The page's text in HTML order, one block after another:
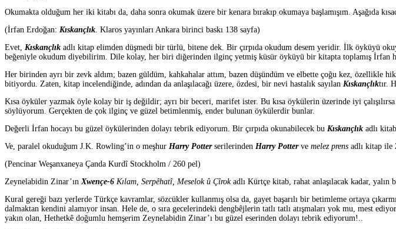
Okumakta olduğum her iki kitabı da, daha sonra okumak üzere bir kenara bırakıp okumaya başlamışım. Aşağıda
(İrfan Erdoğan: Kıskançlık. Klaros yayınları Ankara birinci baskı 138 sayfa)
Evet, Kıskançlık adlı kitap elimden düşmedi bir türlü, bitene dek. Bir çırpıda okudum desem yeridir. İlk öyküyü
beğeniyle okudum diyebilirim. Dile kolay, her biri diğerinden ilginç yetmiş küsür öyküyü bir kitapta toplamış İrfan
Her birinden ayrı bir zevk aldım; bazen güldüm, kahkahalar attım, bazen düşündüm ve elbette çoğu kez,
bitiyordu. Zaten, kitap incelendiğinde, adından da anlaşılacağı üzere, özdesi, bir nevi hastalık sayılan Kıskançlıktır.
Kısa öyküler yazmak öyle kolay bir iş değildir; ayrı bir beceri, marifet ister. Bu kısa öykülerin üzerinde iyi
söylüyorum. Gerçekten de çok ilginç ve güzel betimlenmiş, ender bulunan öykülerdir bunlar.
Değerli İrfan hocayı bu güzel öykülerinden dolayı tebrik ediyorum. Bir çırpıda okunabilecek bu Kıskançlık adlı
Ve, paralel okuduğum J.K. Rowling’in o meşhur Harry Potterserilerinden Harry Potterve melez prens adlı kitap ile
(Pencinar Weşanxaneya Çanda Kurdî Stockholm / 260 pel)
Zeynelabidin Zinar’ınXwençe-6 Kılam, Serpêhatî, Meselok û Çîrokadlı Kürtçe kitab, rahat anlaşılacak kadar, yalın
Kural gereği bazı yerlerde Türkçe kavramlar, sözcükler kullanmış olsa da, gayet başarılı bir betimleme ortaya
dalmaktan kendini alamıyor insan. Hele de, o sıra gecelerindeki dengbêjlerin tatlı tatlı atışmaları yok mu, mest
yakın olan, Hethetkê doğumlu hemşerim Zeynelabidin Zinar’ı bu güzel eserinden dolayı tebrik ediyorum!..